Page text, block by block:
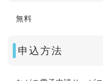
無料
申込方法